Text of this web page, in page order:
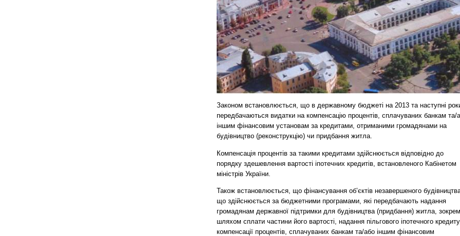
Законом встановлюється, що в державному бюджеті на 2013 та наступні
передбачаються видатки на компенсацію процентів, сплачуваних банкам та/
іншим фінансовим установам за кредитами, отриманими громадянами на
будівництво (реконструкцію) чи придбання житла.
Компенсація процентів за такими кредитами здійснюється відповідно до
порядку здешевлення вартості іпотечних кредитів, встановленого Кабінетом
міністрів України.
Також встановлюється, що фінансування об’єктів незавершеного
що здійснюється за бюджетними програмами, які передбачають надання
громадянам державної підтримки для будівництва (придбання) житла,
шляхом сплати частини його вартості, надання пільгового іпотечного кредиту,
компенсації процентів, сплачуваних банкам та/або іншим фінансовим